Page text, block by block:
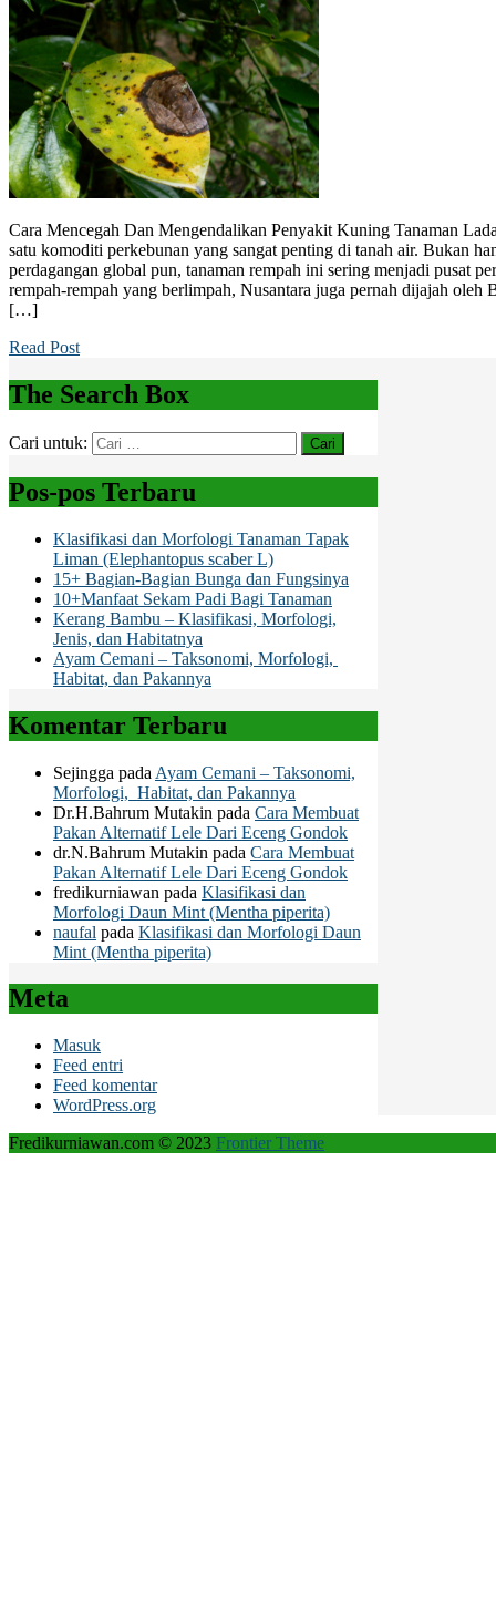
Cara Mencegah Dan Mengendalikan Penyakit Kuning Tanaman
satu komoditi perkebunan yang sangat penting di tanah air. Bukan
perdagangan global pun, tanaman rempah ini sering menjadi pusat
rempah-rempah yang berlimpah, Nusantara juga pernah dijajah oleh
[…]
Read Post
The Search Box
Cari untuk:
Pos-pos Terbaru
Klasifikasi dan Morfologi Tanaman Tapak
Liman (Elephantopus scaber L)
15+ Bagian-Bagian Bunga dan Fungsinya
10+Manfaat Sekam Padi Bagi Tanaman
Kerang Bambu – Klasifikasi, Morfologi,
Jenis, dan Habitatnya
Ayam Cemani – Taksonomi, Morfologi,
Habitat, dan Pakannya
Komentar Terbaru
Sejingga pada Ayam Cemani – Taksonomi,
Morfologi, Habitat, dan Pakannya
Dr.H.Bahrum Mutakin pada Cara Membuat
Pakan Alternatif Lele Dari Eceng Gondok
dr.N.Bahrum Mutakin pada Cara Membuat
Pakan Alternatif Lele Dari Eceng Gondok
fredikurniawan pada Klasifikasi dan
Morfologi Daun Mint (Mentha piperita)
naufal pada Klasifikasi dan Morfologi Daun
Mint (Mentha piperita)
Meta
Masuk
Feed entri
Feed komentar
WordPress.org
Fredikurniawan.com © 2023 Frontier Theme